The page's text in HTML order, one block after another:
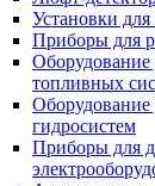
Установки
Приборы для
Оборудование
топливных
гидросистем
Приборы для